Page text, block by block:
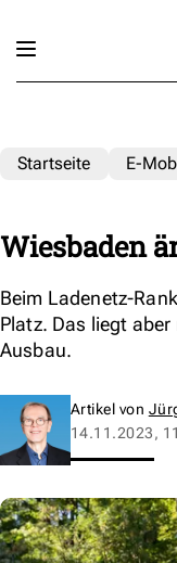
Startseite E-
Wiesbaden
Beim Ladenetz-
Platz. Das liegt
Ausbau.
Artikel von
14.11.2023,